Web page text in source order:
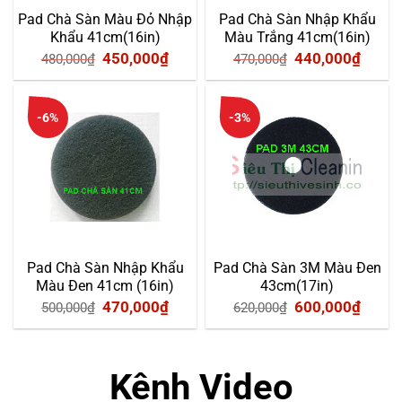
Pad Chà Sàn Màu Đỏ Nhập
Khẩu 41cm(16in)
480,000₫ Giá
gốc
480,000₫.
450,000₫Giá
hiện
450,000₫.
Pad Chà Sàn Nhập Khẩu
Màu Trắng 41cm(16in)
470,000₫ Giá
gốc
470,000₫.
440,000₫Giá
hiện
-6%
Pad Chà Sàn Nhập Khẩu
Màu Đen 41cm (16in)
500,000₫ Giá
gốc
500,000₫.
470,000₫Giá
hiện
là:
-3%
Pad Chà Sàn 3M Màu Đen
43cm(17in)
620,000₫ Giá
gốc
600,000₫Giá
hiện
Kênh Video